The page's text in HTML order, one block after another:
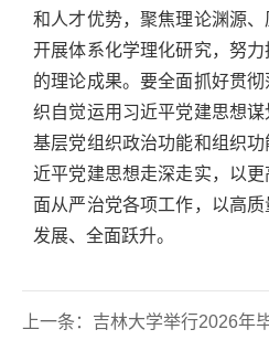
和人才优势，聚焦理论渊源、
开展体系化学理化研究，努
的理论成果。要全面抓好贯
织自觉运用习近平党建思想
基层党组织政治功能和组织
近平党建思想走深走实，以
面从严治党各项工作，以高
发展、全面跃升。
上一条： 吉林大学举行2026年